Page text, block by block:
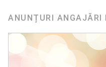
ANUNȚURI ANGAJĂRI